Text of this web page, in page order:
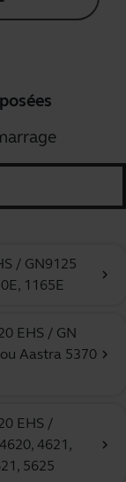
/ GN9125
1165E
chevron_right
EHS / GN
Aastra 5370 chevron_right
EHS /
4621,
5625
chevron_right